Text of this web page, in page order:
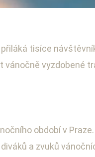
a
tisíce
vyzdobené
období v
a zvuků